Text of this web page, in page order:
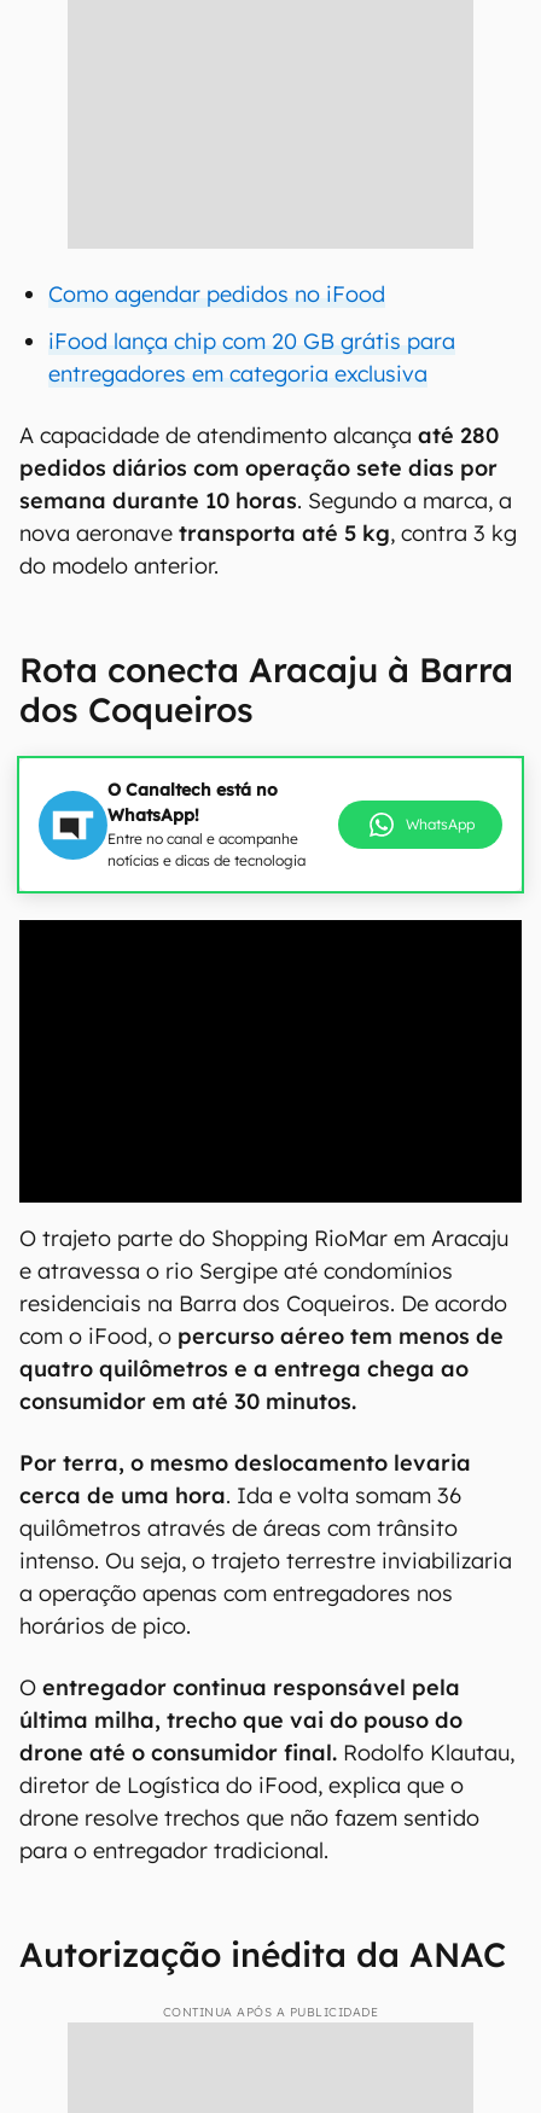
Como agendar pedidos no iFood
iFood lança chip com 20 GB grátis para
entregadores em categoria exclusiva
A capacidade de atendimento alcança até 280
pedidos diários com operação sete dias por
semana durante 10 horas. Segundo a marca, a
nova aeronave transporta até 5 kg, contra 3 kg
do modelo anterior.
Rota conecta Aracaju à Barra
dos Coqueiros
O Canaltech está no
WhatsApp!
Entre no canal e acompanhe
notícias e dicas de tecnologia
WhatsApp
O trajeto parte do Shopping RioMar em Aracaju
e atravessa o rio Sergipe até condomínios
residenciais na Barra dos Coqueiros. De acordo
com o iFood, o percurso aéreo tem menos de
quatro quilômetros e a entrega chega ao
consumidor em até 30 minutos.
Por terra, o mesmo deslocamento levaria
cerca de uma hora. Ida e volta somam 36
quilômetros através de áreas com trânsito
intenso. Ou seja, o trajeto terrestre inviabilizaria
a operação apenas com entregadores nos
horários de pico.
O entregador continua responsável pela
última milha, trecho que vai do pouso do
drone até o consumidor final. Rodolfo Klautau,
diretor de Logística do iFood, explica que o
drone resolve trechos que não fazem sentido
para o entregador tradicional.
Autorização inédita da ANAC
CONTINUA APÓS A PUBLICIDADE